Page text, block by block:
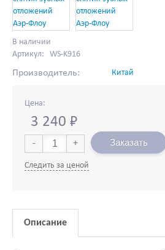
В наличии
Артикул: WS-K916
Производитель: Китай
Цена:
3 240 ₽
- + Заказать
Следить за ценой
Описание